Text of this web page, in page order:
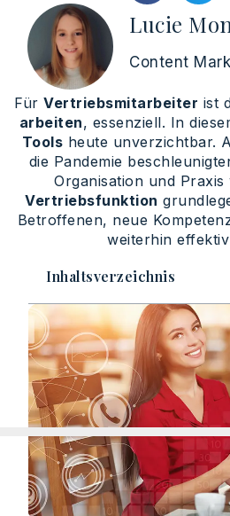
Lucie
Content
Für Vertriebsmitarbeiter ist
arbeiten, essenziell. In
Tools heute unverzichtbar.
die Pandemie
Organisation und Praxis
Vertriebsfunktion
Betroffenen, neue
weiterhin
Inhaltsverzeichnis